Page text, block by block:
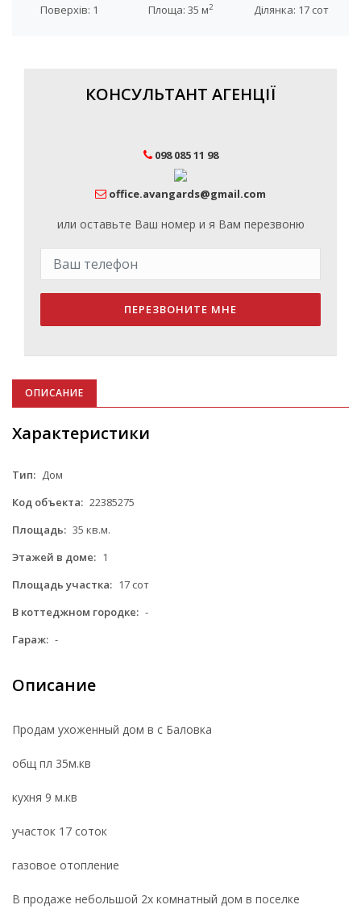
Поверхів: 1 Площа: 35 м2 Ділянка: 17 сот
КОНСУЛЬТАНТ АГЕНЦІЇ
098 085 11 98
office.avangards@gmail.com
или оставьте Ваш номер и я Вам перезвоню
ПЕРЕЗВОНИТЕ МНЕ
ОПИСАНИЕ
Характеристики
Тип: Дом
Код объекта: 22385275
Площадь: 35 кв.м.
Этажей в доме: 1
Площадь участка: 17 сот
В коттеджном городке: -
Гараж: -
Описание
Продам ухоженный дом в с Баловка
общ пл 35м.кв
кухня 9 м.кв
участок 17 соток
газовое отопление
В продаже небольшой 2х комнатный дом в поселке